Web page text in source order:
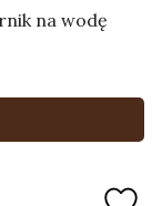
na wodę